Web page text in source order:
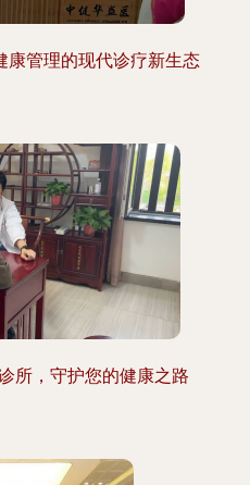
康管理的现代诊疗新生态
所，守护您的健康之路